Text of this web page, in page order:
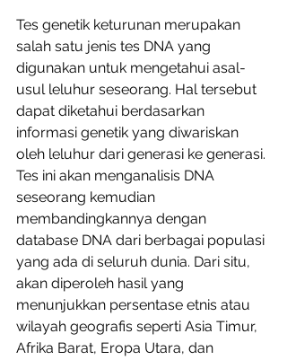
Tes genetik keturunan merupakan
salah satu jenis tes DNA yang
digunakan untuk mengetahui asal-
usul leluhur seseorang. Hal tersebut
dapat diketahui berdasarkan
informasi genetik yang diwariskan
oleh leluhur dari generasi ke generasi.
Tes ini akan menganalisis DNA
seseorang kemudian
membandingkannya dengan
database DNA dari berbagai populasi
yang ada di seluruh dunia. Dari situ,
akan diperoleh hasil yang
menunjukkan persentase etnis atau
wilayah geografis seperti Asia Timur,
Afrika Barat, Eropa Utara, dan